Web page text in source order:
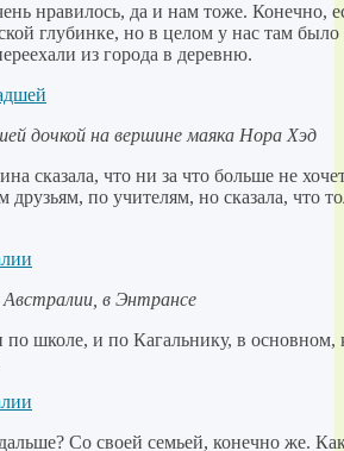
нравилось, да и нам тоже. Конечно,
глубинке, но в целом у нас там
из города в деревню.
дочкой на вершине маяка Нора Хэд
сказала, что ни за что больше не
друзьям, по учителям, но сказала, что
Австралии, в Энтрансе
школе, и по Кагальнику, в основном,
Со своей семьей, конечно же.